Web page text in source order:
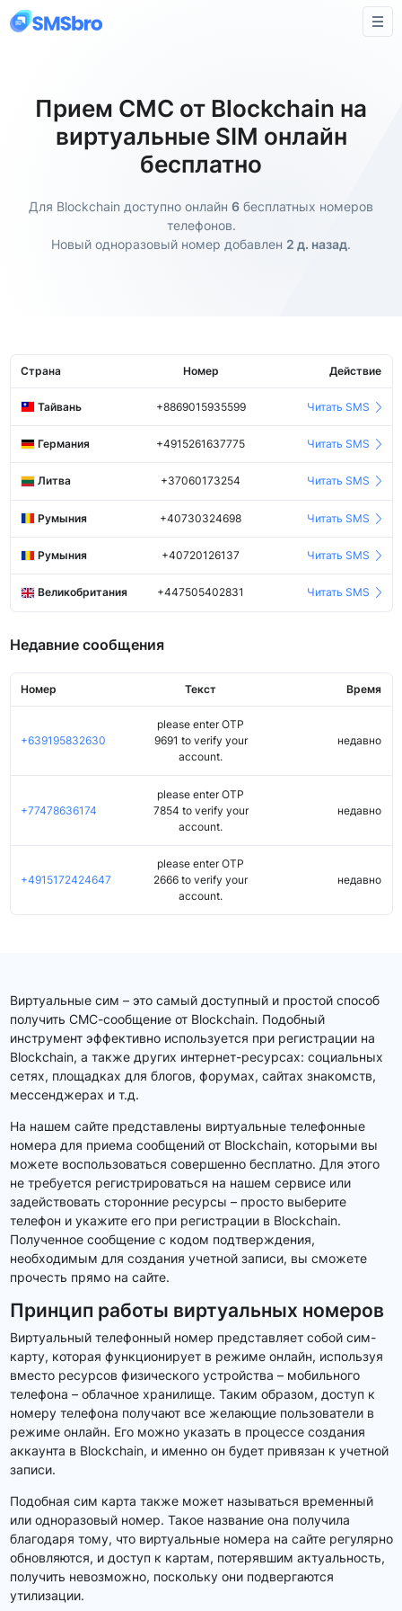
Прием СМС от Blockchain на
виртуальные SIM онлайн
бесплатно
Для Blockchain доступно онлайн 6 бесплатных номеров
телефонов.
Новый одноразовый номер добавлен 2 д. назад.
Страна Номер Действие
Тайвань +8869015935599 Читать SMS
Германия +4915261637775 Читать SMS
Литва +37060173254 Читать SMS
Румыния +40730324698 Читать SMS
Румыния +40720126137 Читать SMS
Великобритания +447505402831 Читать SMS
Недавние сообщения
Номер Текст Время
+639195832630
please enter OTP
9691 to verify your
account.
недавно
+77478636174
please enter OTP
7854 to verify your
account.
недавно
+4915172424647
please enter OTP
2666 to verify your
account.
недавно
Виртуальные сим – это самый доступный и простой способ
получить СМС-сообщение от Blockchain. Подобный
инструмент эффективно используется при регистрации на
Blockchain, а также других интернет-ресурсах: социальных
сетях, площадках для блогов, форумах, сайтах знакомств,
мессенджерах и т.д.
На нашем сайте представлены виртуальные телефонные
номера для приема сообщений от Blockchain, которыми вы
можете воспользоваться совершенно бесплатно. Для этого
не требуется регистрироваться на нашем сервисе или
задействовать сторонние ресурсы – просто выберите
телефон и укажите его при регистрации в Blockchain.
Полученное сообщение с кодом подтверждения,
необходимым для создания учетной записи, вы сможете
прочесть прямо на сайте.
Принцип работы виртуальных номеров
Виртуальный телефонный номер представляет собой сим-
карту, которая функционирует в режиме онлайн, используя
вместо ресурсов физического устройства – мобильного
телефона – облачное хранилище. Таким образом, доступ к
номеру телефона получают все желающие пользователи в
режиме онлайн. Его можно указать в процессе создания
аккаунта в Blockchain, и именно он будет привязан к учетной
записи.
Подобная сим карта также может называться временный
или одноразовый номер. Такое название она получила
благодаря тому, что виртуальные номера на сайте регулярно
обновляются, и доступ к картам, потерявшим актуальность,
получить невозможно, поскольку они подвергаются
утилизации.